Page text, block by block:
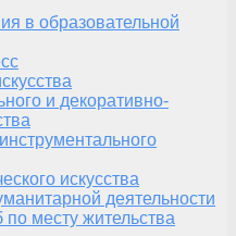
в образовательной
и декоративно-
искусства
деятельности
месту жительства